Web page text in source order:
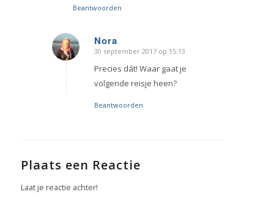
Beantwoorden
Nora
zegt:
30 september 2017 op 15:13
Precies dát! Waar gaat je
volgende reisje heen?
Beantwoorden
Plaats een Reactie
Laat je reactie achter!